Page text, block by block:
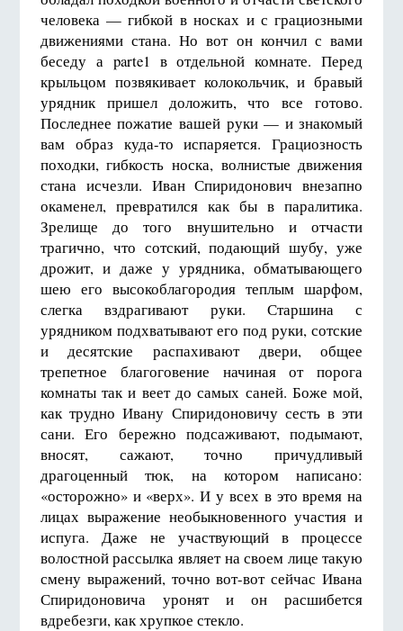
человека — гибкой в носках и с грациозными
движениями стана. Но вот он кончил с вами
беседу а parte1 в отдельной комнате. Перед
крыльцом позвякивает колокольчик, и бравый
урядник пришел доложить, что все готово.
Последнее пожатие вашей руки — и знакомый
вам образ куда-то испаряется. Грациозность
походки, гибкость носка, волнистые движения
стана исчезли. Иван Спиридонович внезапно
окаменел, превратился как бы в паралитика.
Зрелище до того внушительно и отчасти
трагично, что сотский, подающий шубу, уже
дрожит, и даже у урядника, обматывающего
шею его высокоблагородия теплым шарфом,
слегка вздрагивают руки. Старшина с
урядником подхватывают его под руки, сотские
и десятские распахивают двери, общее
трепетное благоговение начиная от порога
комнаты так и веет до самых саней. Боже мой,
как трудно Ивану Спиридоновичу сесть в эти
сани. Его бережно подсаживают, подымают,
вносят, сажают, точно причудливый
драгоценный тюк, на котором написано:
«осторожно» и «верх». И у всех в это время на
лицах выражение необыкновенного участия и
испуга. Даже не участвующий в процессе
волостной рассылка являет на своем лице такую
смену выражений, точно вот-вот сейчас Ивана
Спиридоновича уронят и он расшибется
вдребезги, как хрупкое стекло.